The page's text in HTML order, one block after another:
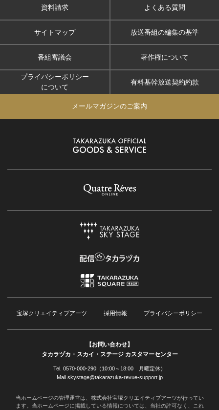
資料請求 よくある質問
サイトマップ 放送番組の編集の基準
番組審議会 著作権について
プライバシーポリシー
について
有料基幹放送契約約款
メールマガジンのご案内
宝塚クリエイティブアーツ 採用情報 プライバシーポリシー
【お問い合わせ】
タカラヅカ・スカイ・ステージ カスタマーセンター
Tel. 0570-000-290（10:00～18:00 月曜定休）
Mail skystage@takarazuka-revue-support.jp
当ホームページの管理運営は、株式会社宝塚クリエイティブアーツが行ってい
ます。当ホームページに掲載している情報については、当社の許可なく、これ